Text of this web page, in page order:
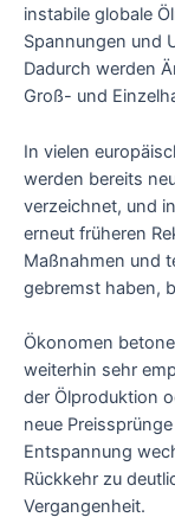
instabile globale
Spannungen und
Dadurch werden
Groß- und
In vielen
werden bereits
verzeichnet, und
erneut früheren
Maßnahmen und
gebremst haben,
Ökonomen
weiterhin sehr
der Ölproduktion
neue
Entspannung
Rückkehr zu
Vergangenheit.